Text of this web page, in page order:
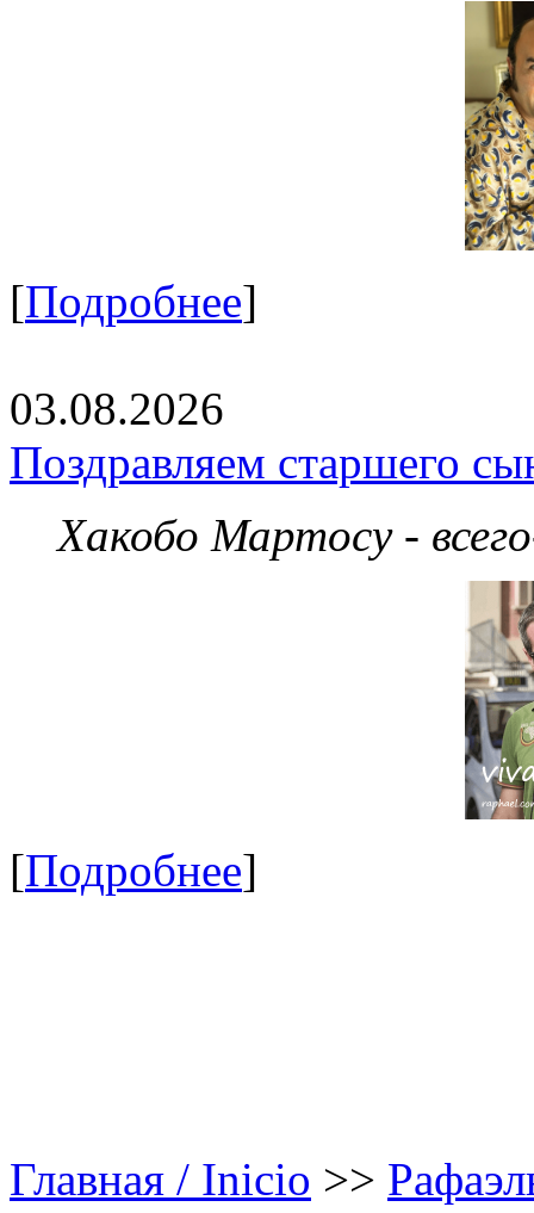
[Подробнее]
03.08.2026
Поздравляем старшего
Хакобо Мартосу -
[Подробнее]
Главная / Inicio >>